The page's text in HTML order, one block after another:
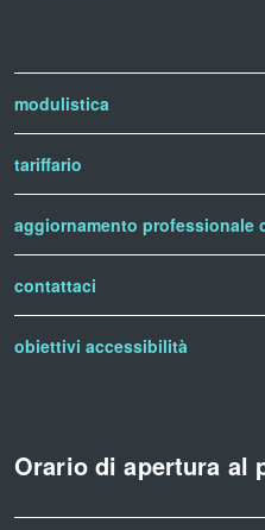
modulistica
tariffario
aggiornamento professionale
contattaci
obiettivi accessibilità
Orario di apertura al